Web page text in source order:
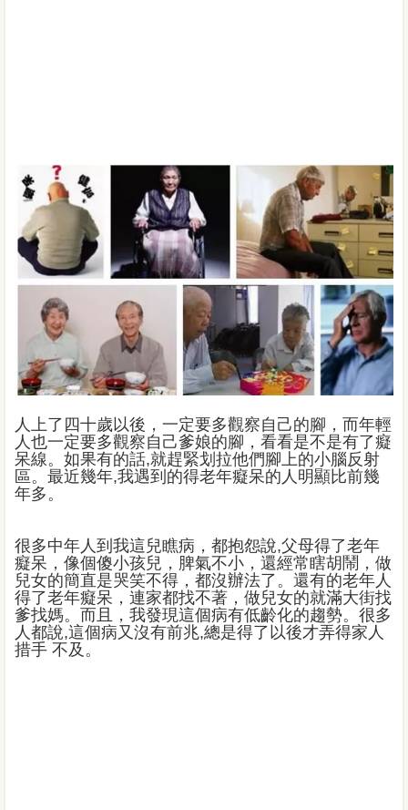
人上了四十歲以後，一定要多觀察自己的腳，而年輕
人也一定要多觀察自己爹娘的腳，看看是不是有了癡
呆線。如果有的話,就趕緊划拉他們腳上的小腦反射
區。最近幾年,我遇到的得老年癡呆的人明顯比前幾
年多。
很多中年人到我這兒瞧病，都抱怨說,父母得了老年
癡呆，像個傻小孩兒，脾氣不小，還經常瞎胡鬧，做
兒女的簡直是哭笑不得，都沒辦法了。還有的老年人
得了老年癡呆，連家都找不著，做兒女的就滿大街找
爹找媽。而且，我發現這個病有低齡化的趨勢。很多
人都說,這個病又沒有前兆,總是得了以後才弄得家人
措手 不及。